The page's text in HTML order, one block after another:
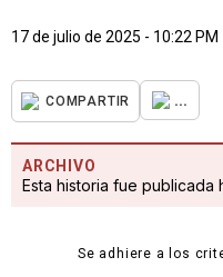
17 de julio de 2025 - 10:22 PM
COMPARTIR ...
ARCHIVO
Esta historia fue publicada
Se adhiere a los